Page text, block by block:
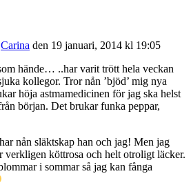
Carina den 19 januari, 2014 kl 19:05
hände… ..har varit trött hela veckan
kollegor. Tror nån ’bjöd’ mig nya
höja astmamedicinen för jag ska helst
början. Det brukar funka peppar,
nån släktskap han och jag! Men jag
verkligen köttrosa och helt otroligt läcker.
i sommar så jag kan fånga